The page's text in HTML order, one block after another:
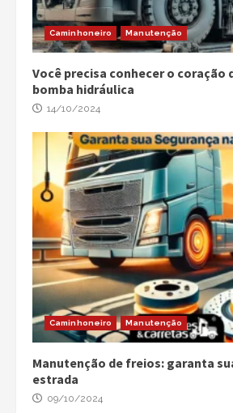
Caminhoneiro Manutenção
Você precisa conhecer o coração
bomba hidráulica
14/10/2024
Caminhoneiro Manutenção
Manutenção de freios: garanta
estrada
09/10/2024